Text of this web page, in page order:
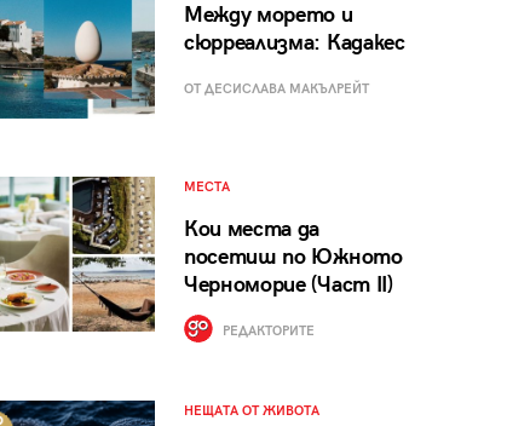
Между морето и
сюрреализма: Кадакес
ОТ ДЕСИСЛАВА МАКЪЛРЕЙТ
МЕСТА
Кои места да
посетиш по Южното
Черноморие (Част II)
РЕДАКТОРИТЕ
НЕЩАТА ОТ ЖИВОТА